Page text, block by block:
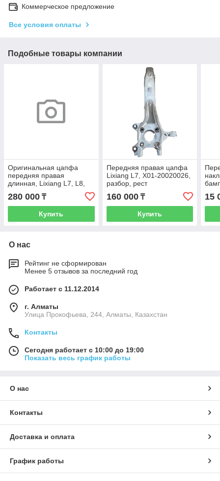
Коммерческое предложение
Все условия оплаты
Подобные товары компании
Оригинальная цапфа
передняя правая
длинная, Lixiang L7, L8,
30010026
280 000 ₸
Купить
Передняя правая цапфа
Lixiang L7, X01-20020026,
разбор, рест
160 000₸
Купить
15
О нас
Рейтинг не сформирован
Менее 5 отзывов за последний год
Работает с 11.12.2014
г. Алматы
​Улица Прокофьева, 244, Алматы, Казахстан
Контакты
Сегодня работает с 10:00 до 19:00
Показать весь график работы
О нас
Контакты
Доставка и оплата
График работы